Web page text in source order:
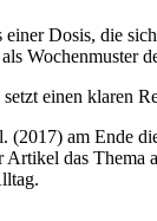
Dosis, die
Wochenmuster
einen klaren
am Ende
das